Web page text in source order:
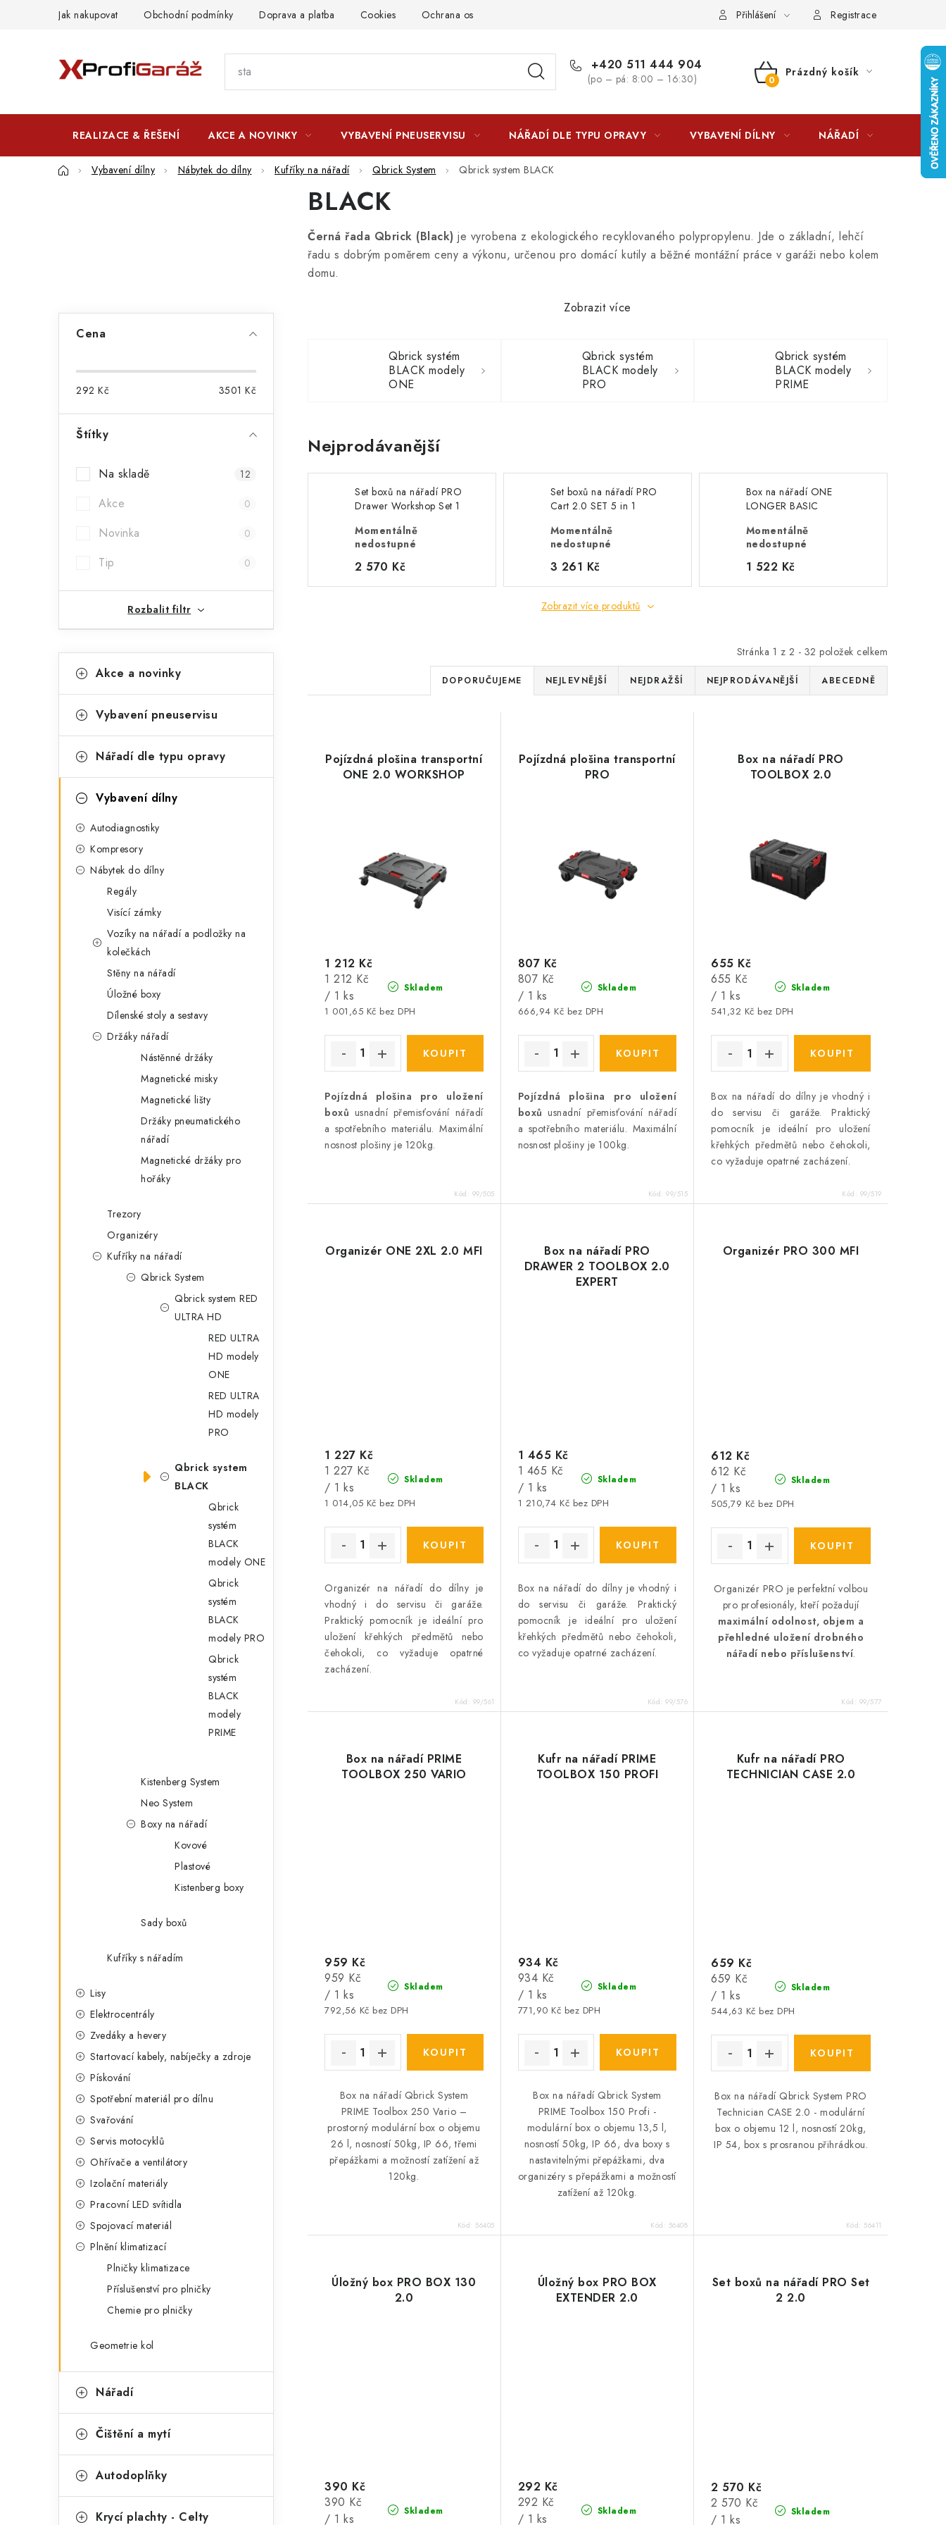
Jak nakupovat Obchodní podmínky Doprava a platba Cookies Ochrana osobních údajú LICENCE K FOTOGRAFIÍM Doplňkové služby
Přihlášení Registrace
+420 511 444 904
(po – pá: 8:00 – 16:30)
NÁKUPNÍ
Prázdný košík
REALIZACE & ŘEŠENÍ AKCE A NOVINKY VYBAVENÍ PNEUSERVISU NÁŘADÍ DLE TYPU OPRAVY VYBAVENÍ DÍLNY NÁŘADÍ
DomůVybavení dílny Nábytek do dílny Kufříky na nářadí Qbrick System Qbrick system BLACK
r
í
Cena
292 Kč 3501 Kč
Štítky
Na skladě 12
Akce 0
Novinka 0
Tip 0
Rozbalit filtr
kategorie
a
e
o
Akce a novinky
Vybavení pneuservisu
Nářadí dle typu opravy
Vybavení dílny
Autodiagnostiky
Kompresory
Nábytek do dílny
Regály
Visící zámky
Vozíky na nářadí a podložky na
kolečkách
Stěny na nářadí
Úložné boxy
Dílenské stoly a sestavy
Držáky nářadí
Nástěnné držáky
Magnetické misky
Magnetické lišty
Držáky pneumatického
nářadí
Magnetické držáky pro
hořáky
Trezory
Organizéry
Kufříky na nářadí
Qbrick System
Qbrick system RED
ULTRA HD
RED ULTRA
HD modely
ONE
RED ULTRA
HD modely
PRO
Qbrick system
BLACK
Qbrick
systém
BLACK
modely ONE
Qbrick
systém
BLACK
modely PRO
Qbrick
systém
BLACK
modely
PRIME
Kistenberg System
Neo System
Boxy na nářadí
Kovové
Plastové
Kistenberg boxy
Sady boxů
Kufříky s nářadím
Lisy
Elektrocentrály
Zvedáky a hevery
Startovací kabely, nabíječky a zdroje
Pískování
Spotřební materiál pro dílnu
Svařování
Servis motocyklů
Ohřívače a ventilátory
Izolační materiály
Pracovní LED svítidla
Spojovací materiál
Plnění klimatizací
Plničky klimatizace
Příslušenství pro plničky
Chemie pro plničky
Geometrie kol
Nářadí
Čištění a mytí
Autodoplňky
Krycí plachty - Celty
BLACK
Černá řada Qbrick (Black) je vyrobena z ekologického recyklovaného polypropylenu. Jde o základní, lehčí
řadu s dobrým poměrem ceny a výkonu, určenou pro domácí kutily a běžné montážní práce v garáži nebo kolem
domu.
Zobrazit více
Qbrick systém
BLACK modely
ONE
Qbrick systém
BLACK modely
PRO
Qbrick systém
BLACK modely
PRIME
Nejprodávanější
Set boxů na nářadí PRO
Drawer Workshop Set 1
Momentálně
nedostupné
2 570 Kč
Set boxů na nářadí PRO
Cart 2.0 SET 5 in 1
Momentálně
nedostupné
3 261 Kč
Box na nářadí ONE
LONGER BASIC
Momentálně
nedostupné
1 522 Kč
Zobrazit více produktů
Stránka 1 z 2 - 32 položek celkem
Ř
a
e
n
r
o
t
ů
DOPORUČUJEME NEJLEVNĚJŠÍ NEJDRAŽŠÍ NEJPRODÁVANĚJŠÍ ABECEDNĚ
Pojízdná plošina transportní
ONE 2.0 WORKSHOP
Skladem
1 001,65 Kč bez DPH
1 212 Kč
Měrná
cena:
1 212 Kč
/ 1 ks
Pojízdná plošina pro uložení
boxů usnadní přemisťování nářadí
a spotřebního materiálu. Maximální
nosnost plošiny je 120kg.
Kód: 99/505
Pojízdná plošina transportní
PRO
Skladem
666,94 Kč bez DPH
807 Kč
Měrná
cena:
807 Kč
/ 1 ks
Pojízdná plošina pro uložení
boxů usnadní přemisťování nářadí
a spotřebního materiálu. Maximální
nosnost plošiny je 100kg.
Kód:99/515
Box na nářadí PRO
TOOLBOX 2.0
Skladem
541,32 Kč bez DPH
655 Kč
Měrná
cena:
655 Kč
/ 1 ks
Box na nářadí do dílny je vhodný i
do servisu či garáže. Praktický
pomocník je ideální pro uložení
křehkých předmětů nebo čehokoli,
co vyžaduje opatrné zacházení.
Kód: 99/519
Organizér ONE 2XL 2.0 MFI
Skladem
1 014,05 Kč bez DPH
1 227 Kč
Měrná
cena:
1 227 Kč
/ 1 ks
Organizér na nářadí do dílny je
vhodný i do servisu či garáže.
Praktický pomocník je ideální pro
uložení křehkých předmětů nebo
čehokoli, co vyžaduje opatrné
zacházení.
Kód: 99/561
Box na nářadí PRO
DRAWER 2 TOOLBOX 2.0
EXPERT
Skladem
1 210,74 Kč bez DPH
1 465 Kč
Měrná
cena:
1 465 Kč
/ 1 ks
Box na nářadí do dílny je vhodný i
do servisu či garáže. Praktický
pomocník je ideální pro uložení
křehkých předmětů nebo čehokoli,
co vyžaduje opatrné zacházení.
Kód:99/576
Organizér PRO 300 MFI
Skladem
505,79 Kč bez DPH
612 Kč
Měrná
cena:
612 Kč
/ 1 ks
Organizér PRO je perfektní volbou
pro profesionály, kteří požadují
maximální odolnost, objem a
přehledné uložení drobného
nářadí nebo příslušenství.
Kód: 99/577
Box na nářadí PRIME
TOOLBOX 250 VARIO
Skladem
792,56 Kč bez DPH
959 Kč
Měrná
cena:
959 Kč
/ 1 ks
Box na nářadí Qbrick System
PRIME Toolbox 250 Vario –
prostorný modulární box o objemu
26 l, nosností 50kg, IP 66, třemi
přepážkami a možností zatížení až
120kg.
Kód:56405
Kufr na nářadí PRIME
TOOLBOX 150 PROFI
Skladem
771,90 Kč bez DPH
934 Kč
Měrná
cena:
934 Kč
/ 1 ks
Box na nářadí Qbrick System
PRIME Toolbox 150 Profi -
modulární box o objemu 13,5 l,
nosností 50kg, IP 66, dva boxy s
nastavitelnými přepážkami, dva
organizéry s přepážkami a možností
zatížení až 120kg.
Kód: 56408
Kufr na nářadí PRO
TECHNICIAN CASE 2.0
Skladem
544,63 Kč bez DPH
659 Kč
Měrná
cena:
659 Kč
/ 1 ks
Box na nářadí Qbrick System PRO
Technician CASE 2.0 - modulární
box o objemu 12 l, nosností 20kg,
IP 54, box s prosranou přihrádkou.
Kód:56411
Úložný box PRO BOX 130
2.0
Skladem
390 Kč
Měrná
cena:
390 Kč
/ 1 ks
Úložný box PRO BOX
EXTENDER 2.0
Skladem
292 Kč
Měrná
cena:
292 Kč
/ 1 ks
Set boxů na nářadí PRO Set
2 2.0
Skladem
2 570 Kč
Měrná
cena:
2 570 Kč
/ 1 ks